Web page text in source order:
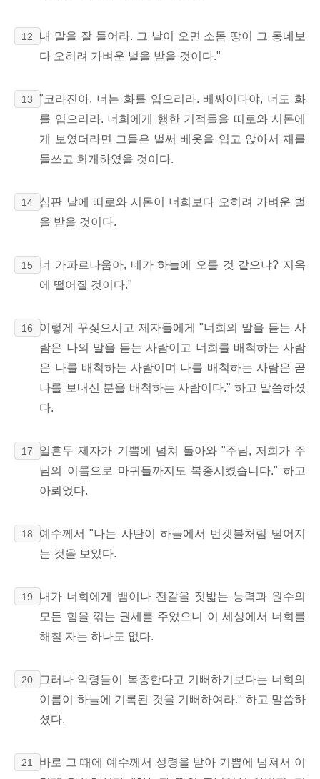
12
내 말을 잘 들어라. 그 날이 오면 소돔 땅이 그 동네보
다 오히려 가벼운 벌을 받을 것이다."
13
"코라진아, 너는 화를 입으리라. 베싸이다야, 너도 화
를 입으리라. 너희에게 행한 기적들을 띠로와 시돈에
게 보였더라면 그들은 벌써 베옷을 입고 앉아서 재를
들쓰고 회개하였을 것이다.
14
심판 날에 띠로와 시돈이 너희보다 오히려 가벼운 벌
을 받을 것이다.
15
너 가파르나움아, 네가 하늘에 오를 것 같으냐? 지옥
에 떨어질 것이다."
16
이렇게 꾸짖으시고 제자들에게 "너희의 말을 듣는 사
람은 나의 말을 듣는 사람이고 너희를 배척하는 사람
은 나를 배척하는 사람이며 나를 배척하는 사람은 곧
나를 보내신 분을 배척하는 사람이다." 하고 말씀하셨
다.
17
일흔두 제자가 기쁨에 넘쳐 돌아와 "주님, 저희가 주
님의 이름으로 마귀들까지도 복종시켰습니다." 하고
아뢰었다.
18
예수께서 "나는 사탄이 하늘에서 번갯불처럼 떨어지
는 것을 보았다.
19
내가 너희에게 뱀이나 전갈을 짓밟는 능력과 원수의
모든 힘을 꺾는 권세를 주었으니 이 세상에서 너희를
해칠 자는 하나도 없다.
20
그러나 악령들이 복종한다고 기뻐하기보다는 너희의
이름이 하늘에 기록된 것을 기뻐하여라." 하고 말씀하
셨다.
21
바로 그 때에 예수께서 성령을 받아 기쁨에 넘쳐서 이